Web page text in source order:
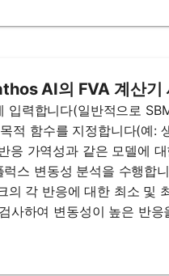
AI의 FVA 계산기
력합니다(일반적으로
적 함수를 지정합니다(예:
가역성과 같은 모델에
스 변동성 분석을 수행합
각 반응에 대한 최소 및
사하여 변동성이 높은 반